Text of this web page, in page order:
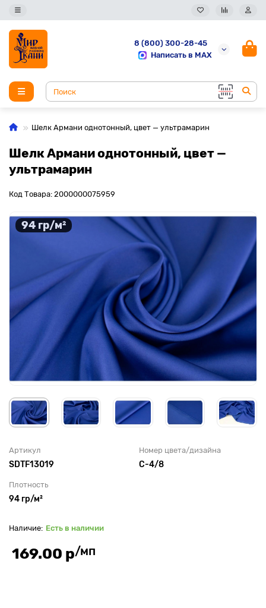
8 (800) 300-28-45
Написать в MAX
Шелк Армани однотонный, цвет — ультрамарин
Шелк Армани однотонный, цвет —
ультрамарин
Код Товара: 2000000075959
94 гр/м²
Артикул
SDTF13019
Номер цвета/дизайна
C-4/8
Плотность
94 гр/м²
Есть в наличии
169.00 р/мп